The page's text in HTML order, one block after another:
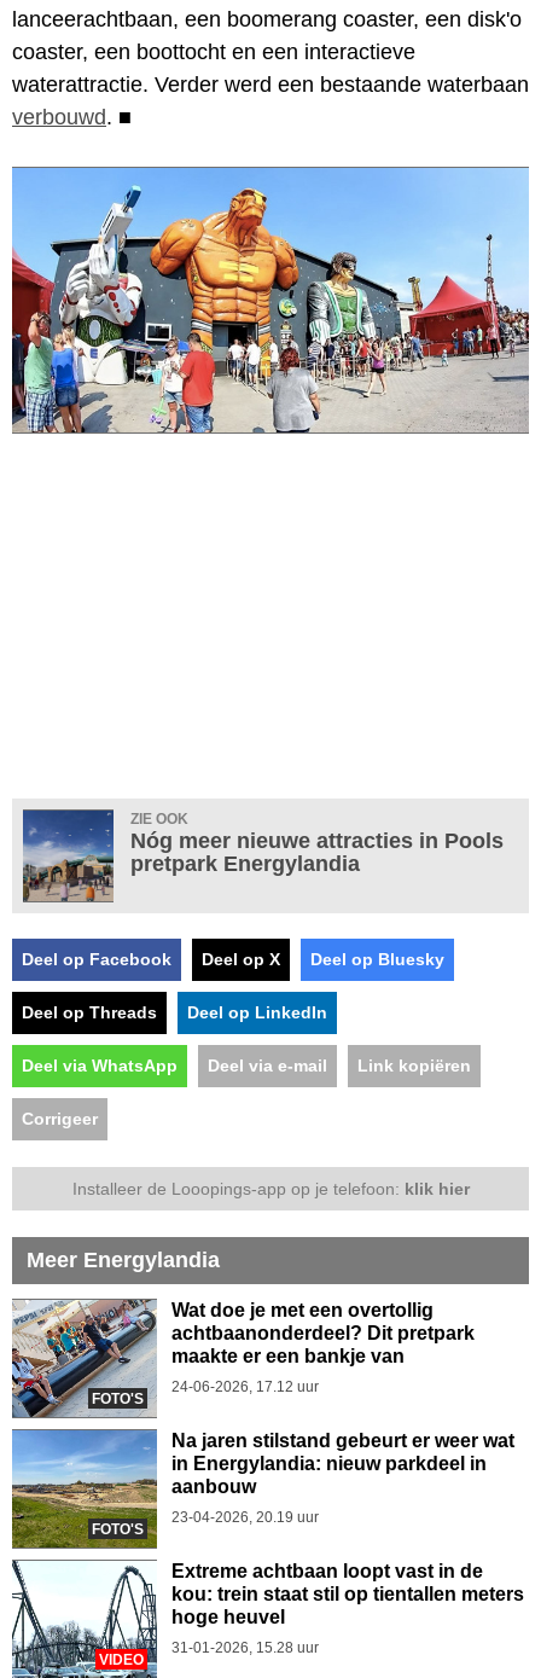
lanceerachtbaan, een boomerang coaster, een disk'o
coaster, een boottocht en een interactieve
waterattractie. Verder werd een bestaande waterbaan
verbouwd. ■
ZIE OOK
Nóg meer nieuwe attracties in Pools
pretpark Energylandia
Deel op Facebook Deel op X Deel op Bluesky
Deel op Threads Deel op LinkedIn
Deel via WhatsApp Deel via e-mail Link kopiëren
Corrigeer
Installeer de Looopings-app op je telefoon: klik hier
Meer Energylandia
FOTO'S
Wat doe je met een overtollig
achtbaanonderdeel? Dit pretpark
maakte er een bankje van
24-06-2026, 17.12 uur
FOTO'S
Na jaren stilstand gebeurt er weer wat
in Energylandia: nieuw parkdeel in
aanbouw
23-04-2026, 20.19 uur
VIDEO
Extreme achtbaan loopt vast in de
kou: trein staat stil op tientallen meters
hoge heuvel
31-01-2026, 15.28 uur